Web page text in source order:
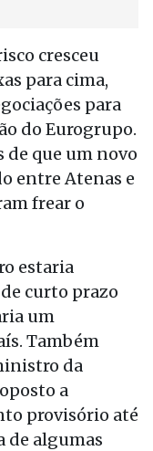
cresceu
para cima,
para
do Eurogrupo.
de que um novo
entre Atenas e
frear o
estaria
curto prazo
um
Também
da
a
provisório até
de algumas